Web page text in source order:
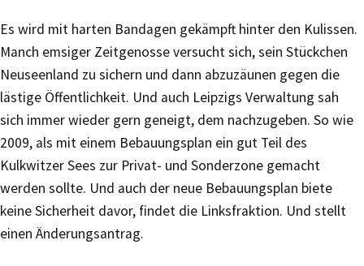
Es wird mit harten Bandagen gekämpft hinter den Kulissen.
Manch emsiger Zeitgenosse versucht sich, sein Stückchen
Neuseenland zu sichern und dann abzuzäunen gegen die
lästige Öffentlichkeit. Und auch Leipzigs Verwaltung sah
sich immer wieder gern geneigt, dem nachzugeben. So wie
2009, als mit einem Bebauungsplan ein gut Teil des
Kulkwitzer Sees zur Privat- und Sonderzone gemacht
werden sollte. Und auch der neue Bebauungsplan biete
keine Sicherheit davor, findet die Linksfraktion. Und stellt
einen Änderungsantrag.